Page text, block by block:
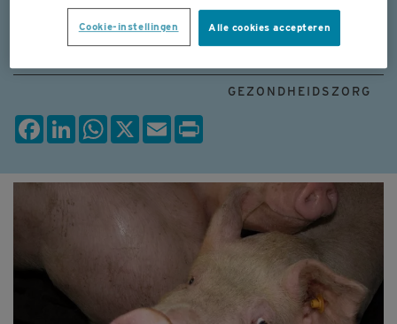
GEZONDHEIDSZORG
FacebookLinkedInWhatsApp
X Email
Alle cookies accepteren
Cookie-instellingen